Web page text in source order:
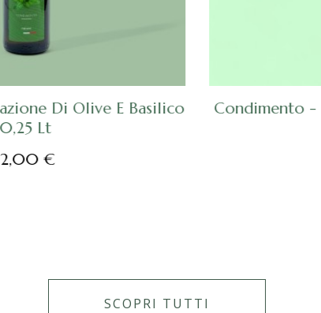
Condimento - Estrazione Di Olive E Menta
SCOPRI TUTTI